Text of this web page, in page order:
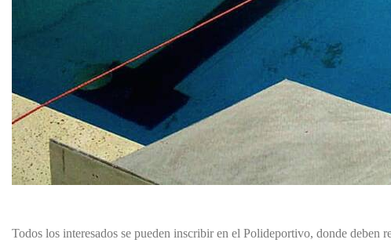
Todos los interesados se pueden inscribir en el Polideportivo, donde deben